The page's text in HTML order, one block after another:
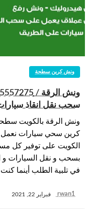
ونش كرين سطحة
سحب نقل انقاذ
ونش الرقة بالكويت
كرين سحي سيارات
الكويت على توفير كل
بسحب و نقل السيارات و
في تلبية الطلب أينما
rwan1 فبراير 22, 2021